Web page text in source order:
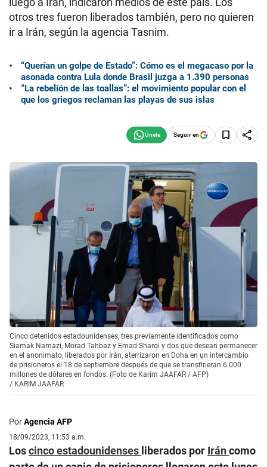
otros tres fueron liberados también, pero no quieren
ir a Irán, según la agencia Tasnim.
“Querían un golpe de Estado”: Cómo es el megacaso por la
asonada contra Lula donde Brasil juzga a 1.390 personas
“La rebelión de las toallas”: el movimiento popular con el
que los griegos reclaman las playas de sus islas
Seguir en
Cinco detenidos estadounidenses, tres previamente identificados como
Siamak Namazi, Morad Tahbaz y Emad Sharqi y dos que desean permanecer
en el anonimato, liberados por Irán, aterrizaron en Doha en un intercambio
de prisioneros el 18 de septiembre después de que se transfirieran 6.000
millones de dólares en fondos. (Foto de Karim JAAFAR / AFP)
/ KARIM JAAFAR
PorAgencia AFP
18/09/2023, 11:53 a.m.
Loscincoestadounidenses liberados por Iráncomo